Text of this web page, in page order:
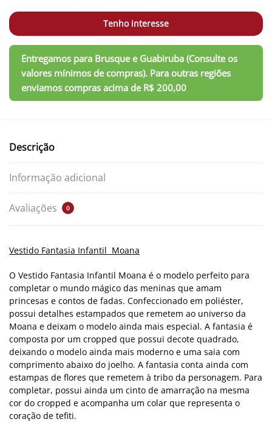
Tenho interesse
Descrição
Informação adicional
Avaliações 0
Vestido Fantasia Infantil Moana
O Vestido Fantasia Infantil Moana é o modelo perfeito para
completar o mundo mágico das meninas que amam
princesas e contos de fadas. Confeccionado em poliéster,
possui detalhes estampados que remetem ao universo da
Moana e deixam o modelo ainda mais especial. A fantasia é
composta por um cropped que possui decote quadrado,
deixando o modelo ainda mais moderno e uma saia com
comprimento abaixo do joelho. A fantasia conta ainda com
estampas de flores que remetem à tribo da personagem. Para
completar, possui ainda um cinto de amarração na mesma
cor do cropped e acompanha um colar que representa o
coração de tefiti.